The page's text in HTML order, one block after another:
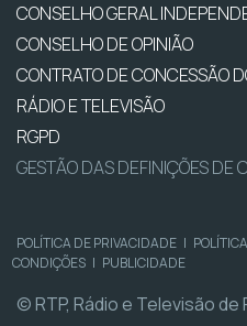
CONSELHO GERAL
CONSELHO DE OPINIÃO
CONTRATO DE CONCESSÃO
RÁDIO E TELEVISÃO
RGPD
GESTÃO DAS DEFINIÇÕES DE
POLÍTICA DE PRIVACIDADE |
CONDIÇÕES | PUBLICIDADE
© RTP, Rádio e Televisão